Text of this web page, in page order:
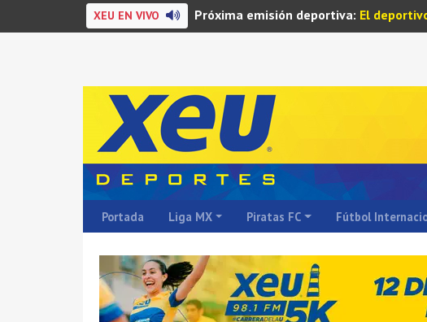
XEU EN VIVO Próxima emisión deportiva: El
Portada Liga MX Piratas FC Fútbol